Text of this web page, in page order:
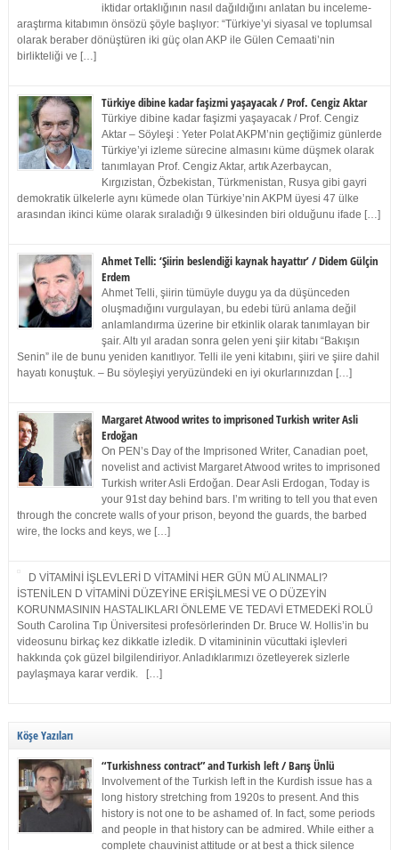
iktidar ortaklığının nasıl dağıldığını anlatan bu inceleme-
araştırma kitabımın önsözü şöyle başlıyor: “Türkiye’yi siyasal ve toplumsal
olarak beraber dönüştüren iki güç olan AKP ile Gülen Cemaati’nin
birlikteliği ve […]
Türkiye dibine kadar faşizmi yaşayacak / Prof. Cengiz Aktar
Türkiye dibine kadar faşizmi yaşayacak / Prof. Cengiz
Aktar – Söyleşi : Yeter Polat AKPM’nin geçtiğimiz günlerde
Türkiye’yi izleme sürecine almasını küme düşmek olarak
tanımlayan Prof. Cengiz Aktar, artık Azerbaycan,
Kırgızistan, Özbekistan, Türkmenistan, Rusya gibi gayri
demokratik ülkelerle aynı kümede olan Türkiye’nin AKPM üyesi 47 ülke
arasından ikinci küme olarak sıraladığı 9 ülkesinden biri olduğunu ifade […]
Ahmet Telli: ‘Şiirin beslendiği kaynak hayattır’ / Didem Gülçin
Erdem
Ahmet Telli, şiirin tümüyle duygu ya da düşünceden
oluşmadığını vurgulayan, bu edebi türü anlama değil
anlamlandırma üzerine bir etkinlik olarak tanımlayan bir
şair. Altı yıl aradan sonra gelen yeni şiir kitabı “Bakışın
Senin” ile de bunu yeniden kanıtlıyor. Telli ile yeni kitabını, şiiri ve şiire dahil
hayatı konuştuk. – Bu söyleşiyi yeryüzündeki en iyi okurlarınızdan […]
Margaret Atwood writes to imprisoned Turkish writer Asli
Erdoğan
On PEN’s Day of the Imprisoned Writer, Canadian poet,
novelist and activist Margaret Atwood writes to imprisoned
Turkish writer Asli Erdoğan. Dear Asli Erdogan, Today is
your 91st day behind bars. I’m writing to tell you that even
through the concrete walls of your prison, beyond the guards, the barbed
wire, the locks and keys, we […]
D VİTAMİNİ İŞLEVLERİ D VİTAMİNİ HER GÜN MÜ ALINMALI?
İSTENİLEN D VİTAMİNİ DÜZEYİNE ERİŞİLMESİ VE O DÜZEYİN
KORUNMASININ HASTALIKLARI ÖNLEME VE TEDAVİ ETMEDEKİ ROLÜ
South Carolina Tıp Üniversitesi profesörlerinden Dr. Bruce W. Hollis’in bu
videosunu birkaç kez dikkatle izledik. D vitamininin vücuttaki işlevleri
hakkında çok güzel bilgilendiriyor. Anladıklarımızı özetleyerek sizlerle
paylaşmaya karar verdik. […]
Köşe Yazıları
“Turkishness contract” and Turkish left / Barış Ünlü
Involvement of the Turkish left in the Kurdish issue has a
long history stretching from 1920s to present. And this
history is not one to be ashamed of. In fact, some periods
and people in that history can be admired. While either a
complete chauvinist attitude or at best a thick silence